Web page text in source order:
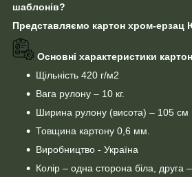
шаблонів?
Представляємо картон хром-ерзац
Основні характеристики
Щільність 420 г/м2
Вага рулону – 10 кг.
Ширина рулону (висота) – 105 см
Товщина картону 0,6 мм.
Виробництво - Україна
Колір – одна сторона біла, друга –